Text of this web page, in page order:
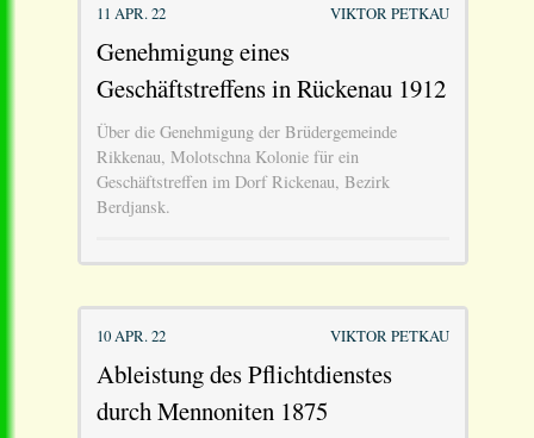
11 APR. 22 VIKTOR PETKAU
Genehmigung eines
Geschäftstreffens in Rückenau 1912
Über die Genehmigung der Brüdergemeinde
Rikkenau, Molotschna Kolonie für ein
Geschäftstreffen im Dorf Rickenau, Bezirk
Berdjansk.
10 APR. 22 VIKTOR PETKAU
Ableistung des Pflichtdienstes
durch Mennoniten 1875